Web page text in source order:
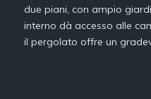
due piani, con ampio
interno dà accesso alle
il pergolato offre un